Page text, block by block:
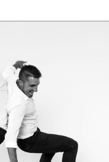
beste Restaurant
Gemäuern. Die
Odeurs von Fett mit
aller Art sind in der
Aber: Alle Sinne essen
schon im